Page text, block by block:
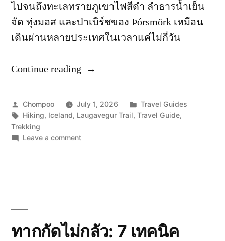
ไปจนถึงทะเลทรายภูเขาไฟสีดำ ลำธารน้ำเย็น
จัด ทุ่งมอส และป่าเบิร์ชของ Þórsmörk เหมือน
เดินผ่านหลายประเทศในเวลาแค่ไม่กี่วัน
Continue reading “Laugavegur
เส้น
ทาง
ไอซ์
Posted
by
Chompoo July 1, 2026
Posted
in
Travel Guides
Tags:
Hiking, Iceland, Laugavegur Trail,Travel Guide,
Trekking
Leave a commenton
จัด
จ้าน
ทากกัดไม่กลัว: 7 เทคนิค